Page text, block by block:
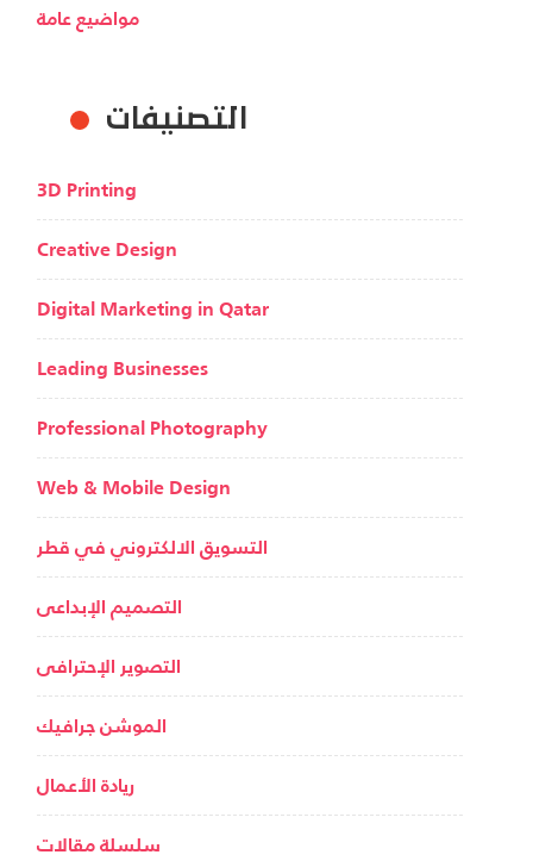
مواضيع عامة
التصنيفات
3D Printing
Creative Design
Digital Marketing in Qatar
Leading Businesses
Professional Photography
Web & Mobile Design
التسويق الالكتروني في قطر
التصميم الإبداعى
التصوير الإحترافى
الموشن جرافيك
ريادة الأعمال
سلسلة مقالات